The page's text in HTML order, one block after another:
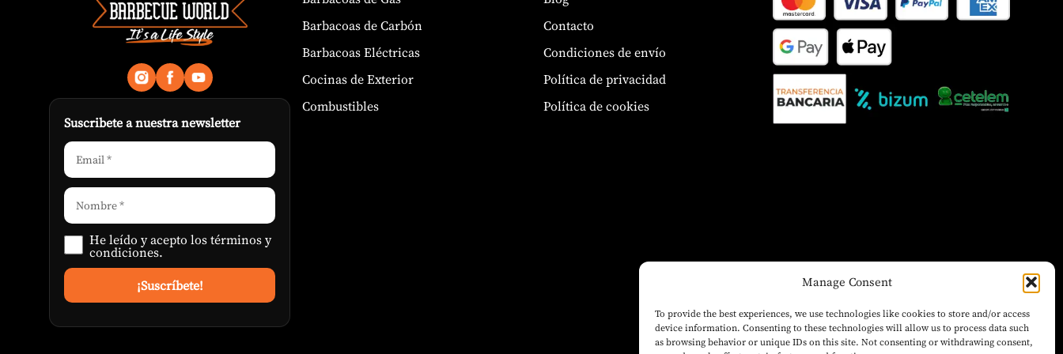
Manage Consent
To provide the best experiences, we use technologies like cookies to store and/or access
device information. Consenting to these technologies will allow us to process data such
as browsing behavior or unique IDs on this site. Not consenting or withdrawing consent,
Suscribete a nuestra newsletter
He leído y acepto lostérminos y
condiciones.
Barbacoas de Carbón
Barbacoas Eléctricas
Cocinas de Exterior
Combustibles
Contacto
Condiciones de envío
Política de privacidad
Política de cookies